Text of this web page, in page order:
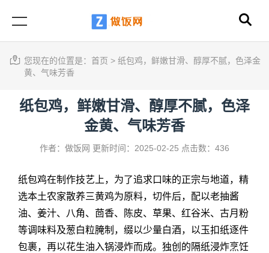
您现在的位置是： 首页 > 纸包鸡，鲜嫩甘滑、醇厚不腻，色泽金
黄、气味芳香
纸包鸡，鲜嫩甘滑、醇厚不腻，色泽
金黄、气味芳香
作者：做饭网 更新时间：2025-02-25 点击数：436
纸包鸡在制作技艺上，为了追求口味的正宗与地道，精
选本土农家散养三黄鸡为原料，切件后，配以老抽酱
油、姜汁、八角、茴香、陈皮、草果、红谷米、古月粉
等调味料及葱白粒腌制，缀以少量白酒，以玉扣纸逐件
包裹，再以花生油入锅浸炸而成。独创的隔纸浸炸烹饪